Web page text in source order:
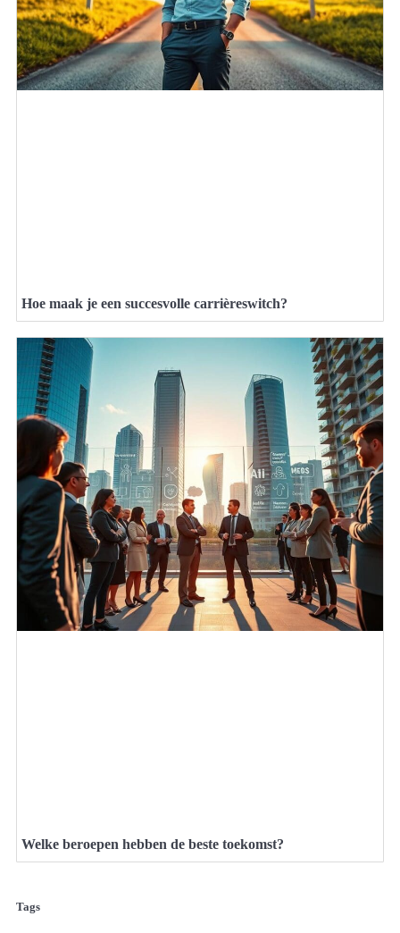
Hoe maak je een succesvolle carrièreswitch?
Welke beroepen hebben de beste toekomst?
Tags